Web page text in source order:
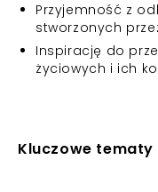
Przyjemność z
stworzonych
Inspirację do
życiowych i ich
Kluczowe